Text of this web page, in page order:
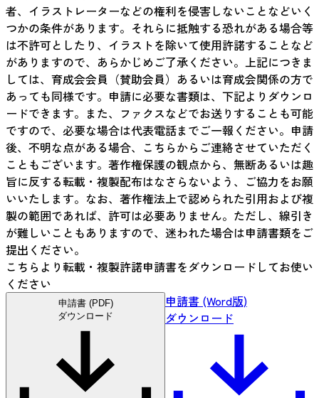
者、イラストレーターなどの権利を侵害しないことなどいく
つかの条件があります。それらに抵触する恐れがある場合等
は不許可としたり、イラストを除いて使用許諾することなど
がありますので、あらかじめご了承ください。上記につきま
しては、育成会会員（賛助会員）あるいは育成会関係の方で
あっても同様です。申請に必要な書類は、下記よりダウンロ
ードできます。また、ファクスなどでお送りすることも可能
ですので、必要な場合は代表電話までご一報ください。申請
後、不明な点がある場合、こちらからご連絡させていただく
こともございます。著作権保護の観点から、無断あるいは趣
旨に反する転載・複製配布はなさらないよう、ご協力をお願
いいたします。なお、著作権法上で認められた引用および複
製の範囲であれば、許可は必要ありません。ただし、線引き
が難しいこともありますので、迷われた場合は申請書類をご
提出ください。
こちらより転載・複製許諾申請書をダウンロードしてお使い
ください
申請書 (PDF)
ダウンロード
申請書 (Word版)
ダウンロード